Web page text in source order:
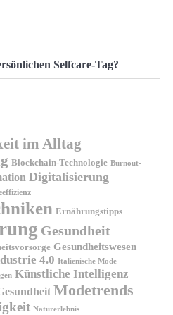
Selfcare-Tag?
im Alltag
Blockchain-Technologie Burnout-
Digitalisierung
Ernährungstipps
Gesundheit
Gesundheitswesen
4.0 Italienische Mode
Künstliche Intelligenz
Modetrends
Naturerlebnis